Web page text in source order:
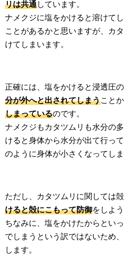
リは共通しています。
ナメクジに塩をかけると溶けて
ことがあるかと思いますが、カ
けてしまいます。
正確には、塩をかけると浸透圧の
分が外へと出されてしまうことか
しまっているのです。
ナメクジもカタツムリも水分の
けると身体から水分が出て行っ
のように身体が小さくなってしま
ただし、カタツムリに関しては殻
けると殻にこもって防御をしよ
ちなみに、塩をかけたからとい
でしまうという訳ではないため
します。